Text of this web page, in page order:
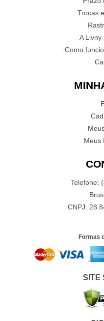
Trocas
A Livny
Como
Meus
Telefone:
CNPJ:
Formas
SITE